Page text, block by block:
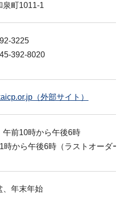
泉町1011-1
3225
392-8020
（外部サイト）
午前10時から午後6時
時から午後6時（ラストオーダ
、年末年始